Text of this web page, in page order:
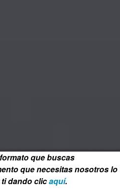
que buscas
que necesitas nosotros lo
dando clicaquí.